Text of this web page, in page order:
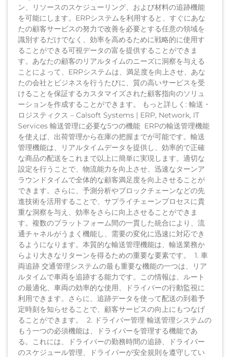
ン、リソースのスケジューリング、および材料の追跡機能
を可能にします。ERPシステムを利用すると、すぐにあな
たの顧客サービスの努力で改善を必要とする任意の領域を
識別するだけでなく、効率を高めるために戦略的に使用す
ることができる可視データの富を提供することができま
す。あなたの顧客のリアルタイムのニーズに洞察を与える
ことによって、ERPシステムは、満足度を向上させ、あな
たの会社とビジネスを行うたびに、質の高いサービスを受
けることを保証するカスタマイズされた顧客指向のソリュ
ーションを作成することができます。 もっと詳しく: 輸送・
ロジスティクス – Calsoft Systems | ERP, Network, IT
Services 輸送管理に必要な5つの機能 ERPの輸送管理機能
を使えば、出荷管理から在庫の把握までが可能です。輸送
管理機能は、リアルタイムデータを提供し、効率的で正確
な商品の配送をこれまで以上に簡単に実現します。適切な
設定を行うことで、物流能力を向上させ、迅速なターンア
ラウンドタイムで全体的な顧客満足度を向上させることが
できます。さらに、予測分析やブロックチェーンなどの先
進技術を活用することで、サプライチェーンプロセスに貴
重な洞察を与え、効率をさらに向上させることができま
す。複数のプラットフォーム間の一貫した統合により、流
通チャネルがうまく機能し、需要の変化に迅速に対応でき
るようになります。本質的な輸送管理機能は、輸送業務か
らより大きなリターンを得るための重要な要素です。 1. 車
両追跡 交通管理システムの最も重要な機能の一つは、リア
ルタイムで車両を追跡する能力です。この情報は、ルート
の最適化、車両の効率的な使用、ドライバーの行動監視に
利用できます。さらに、追跡データを使って配送の到着予
定時刻を知らせることで、顧客サービスの向上にもつなげ
ることができます。 2. ドライバー管理 輸送管理システムの
もう一つの必須機能は、ドライバーを管理する機能であ
る。これには、ドライバーの勤務時間の追跡、ドライバー
のスケジュール管理、ドライバーが安全規則を遵守してい